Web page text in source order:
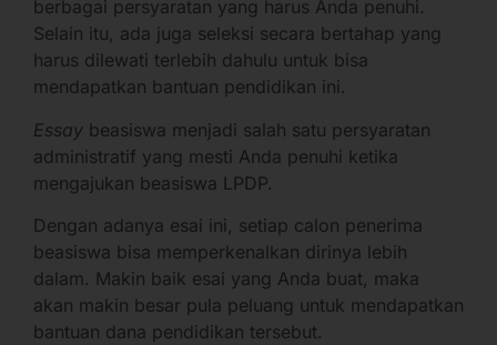
berbagai persyaratan yang harus Anda penuhi.
Selain itu, ada juga seleksi secara bertahap yang
harus dilewati terlebih dahulu untuk bisa
mendapatkan bantuan pendidikan ini.
Essay beasiswa menjadi salah satu persyaratan
administratif yang mesti Anda penuhi ketika
mengajukan beasiswa LPDP.
Dengan adanya esai ini, setiap calon penerima
beasiswa bisa memperkenalkan dirinya lebih
dalam. Makin baik esai yang Anda buat, maka
akan makin besar pula peluang untuk mendapatkan
bantuan dana pendidikan tersebut.